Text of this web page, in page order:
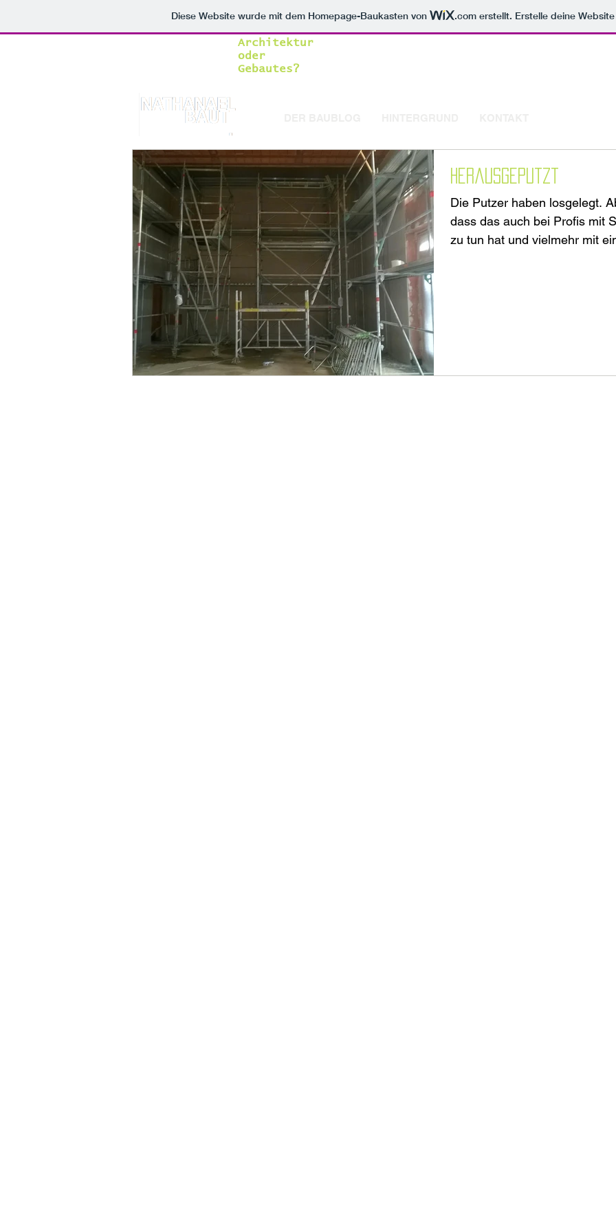
Diese Website wurde mit dem Homepage-Baukasten von .com erstellt. Erstelle deine
Architektur
oder
Gebautes?
Herausgeputzt
Die Putzer haben losgelegt.
dass das auch bei Profis mit
zu tun hat und vielmehr mit